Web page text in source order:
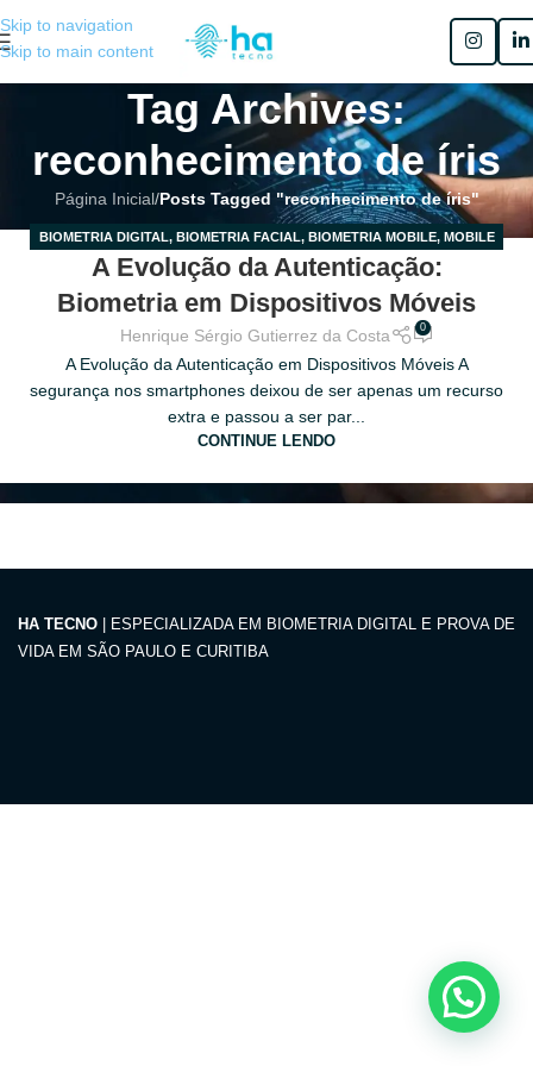
Skip to navigation
Skip to main content
Tag Archives:
reconhecimento de íris
Página Inicial/Posts Tagged "reconhecimento de íris"
31BIOMETRIA DIGITAL, BIOMETRIA FACIAL, BIOMETRIA MOBILE, MOBILE
BIOMETRICS
A Evolução da Autenticação:
Biometria em Dispositivos Móveis
Henrique Sérgio Gutierrez da Costa 0
A Evolução da Autenticação em Dispositivos Móveis A
segurança nos smartphones deixou de ser apenas um recurso
extra e passou a ser par...
CONTINUE LENDO
HA TECNO | ESPECIALIZADA EM BIOMETRIA DIGITAL E PROVA DE
VIDA EM SÃO PAULO E CURITIBA